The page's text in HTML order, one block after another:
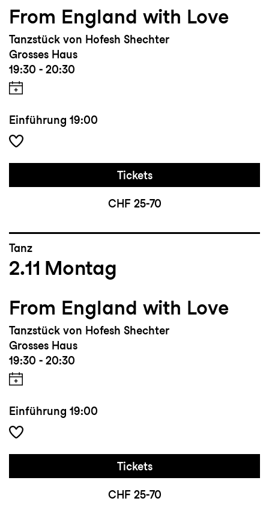
From England with Love
Tanzstück von Hofesh Shechter
Grosses Haus
19:30 - 20:30
Einführung 19:00
Tickets
CHF 25-70
Tanz
2.11 Montag
From England with Love
Tanzstück von Hofesh Shechter
Grosses Haus
19:30 - 20:30
Einführung 19:00
Tickets
CHF 25-70